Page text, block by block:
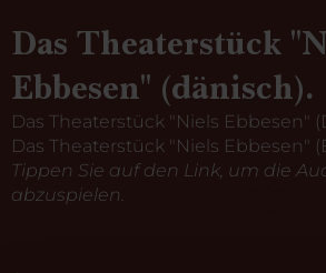
Das Theaterstück
Ebbesen" (dänisch).
Das Theaterstück "Niels Ebbesen"
Das Theaterstück "Niels Ebbesen"
Tippen Sie auf den Link, um die
abzuspielen.